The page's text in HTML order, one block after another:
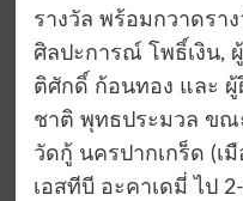
รางวัล พร้อมกวาดรา
ศิลปะการณ์ โพธิ์เงิน,
ติศักดิ์ ก้อนทอง และ
ชาติ พุทธประมวล ขณ
วัดกู้ นครปากเกร็ด (เ
เอสทีบี อะคาเดมี่ ไป